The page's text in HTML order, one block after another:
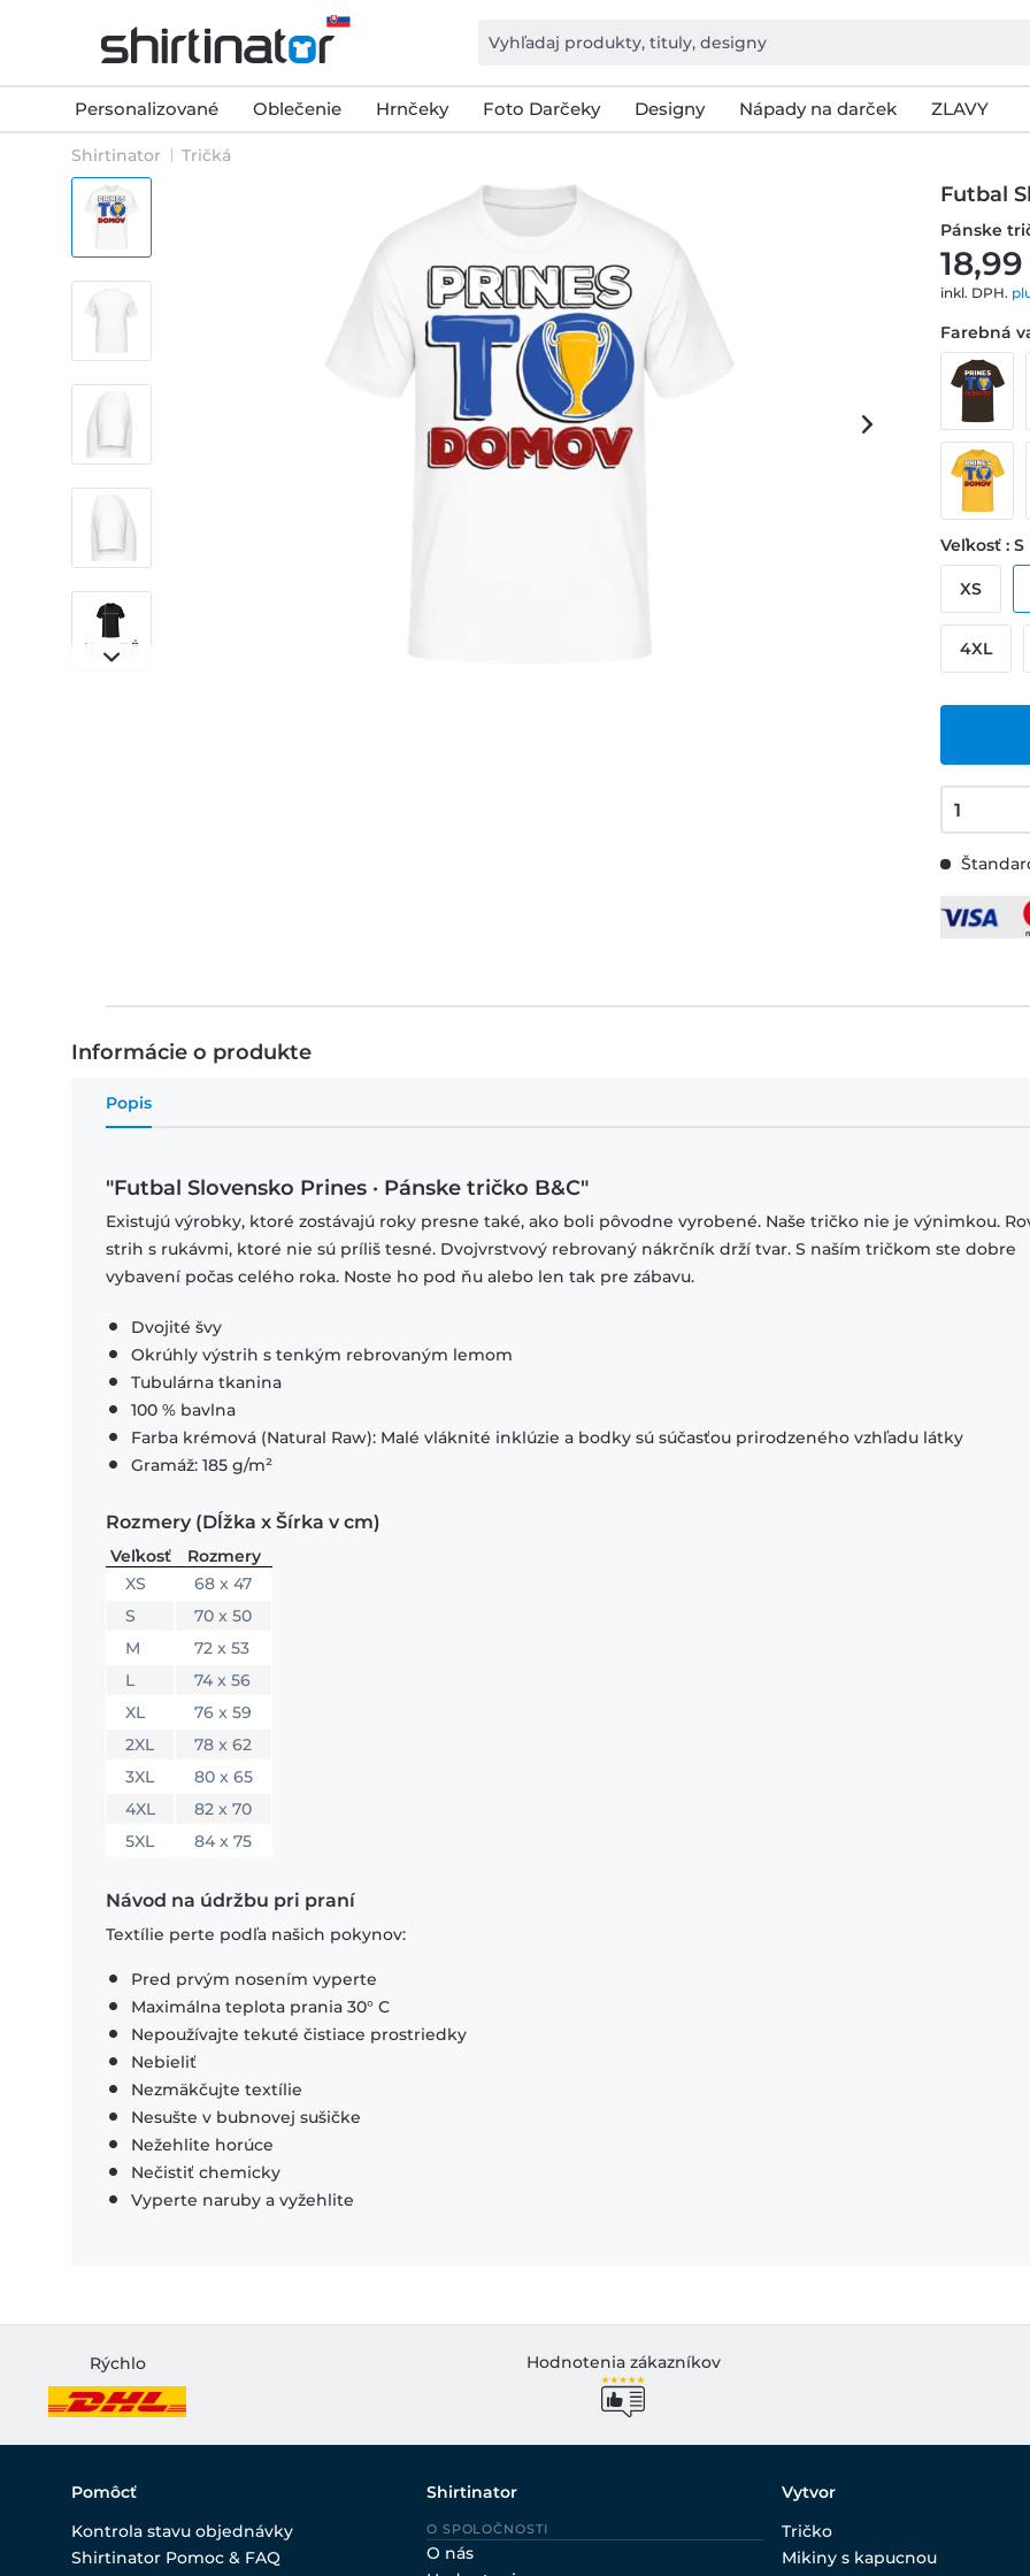
Personalizované Oblečenie Hrnčeky Foto Darčeky Designy Nápady na darček ZLAVY
Shirtinator Tričká
Futbal
Pánske
inkl. DPH.
Farebná
Veľkosť : S
XS
4XL
Informácie o produkte
Popis
"Futbal Slovensko Prines · Pánske tričko B&C"
Existujú výrobky, ktoré zostávajú roky presne také, ako boli pôvodne vyrobené. Naše tričko nie je výnimkou.
strih s rukávmi, ktoré nie sú príliš tesné. Dvojvrstvový rebrovaný nákrčník drží tvar. S naším tričkom ste dobre
vybavení počas celého roka. Noste ho pod ňu alebo len tak pre zábavu.
Dvojité švy
Okrúhly výstrih s tenkým rebrovaným lemom
Tubulárna tkanina
100 % bavlna
Farba krémová (Natural Raw): Malé vláknité inklúzie a bodky sú súčasťou prirodzeného vzhľadu látky
Gramáž: 185 g/m²
Rozmery (Dĺžka x Šírka v cm)
Veľkosť
Rozmery
XS
68 x 47
S
70 x 50
M
72 x 53
L
74 x 56
XL
76 x 59
2XL
78 x 62
3XL
80 x 65
4XL
82 x 70
5XL
84 x 75
Návod na údržbu pri praní
Textílie perte podľa našich pokynov:
Pred prvým nosením vyperte
Maximálna teplota prania 30° C
Nepoužívajte tekuté čistiace prostriedky
Nebieliť
Nezmäkčujte textílie
Nesušte v bubnovej sušičke
Nežehlite horúce
Nečistiť chemicky
Vyperte naruby a vyžehlite
Rýchlo Hodnotenia zákazníkov
Pomôcť
Kontrola stavu objednávky
Shirtinator Pomoc & FAQ
Shirtinator
O SPOLOČNOSTI
O nás
Vytvor
Tričko
Mikiny s kapucnou